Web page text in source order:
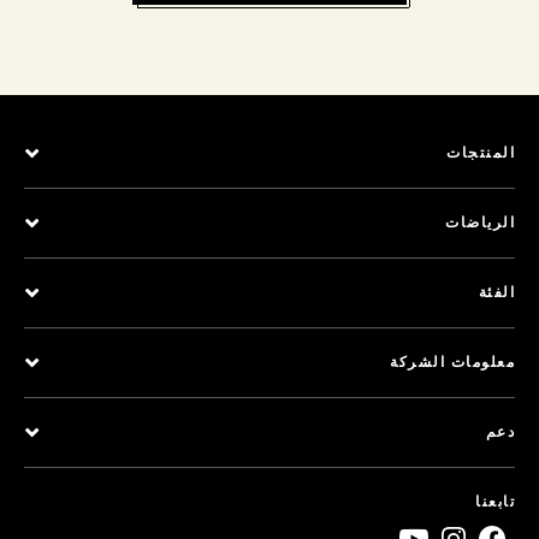
المنتجات
الرياضات
الفئة
معلومات الشركة
دعم
تابعنا